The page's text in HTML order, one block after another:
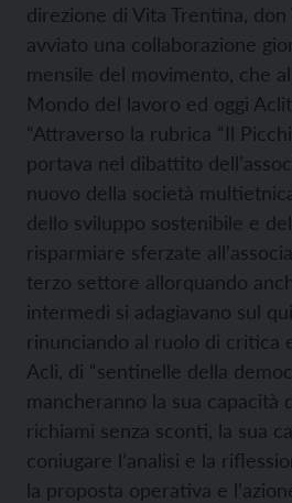
direzione di Vita Trentina,
avviato una collaborazione
mensile del movimento, che
Mondo del lavoro ed oggi
“Attraverso la rubrica “Il
portava nel dibattito
nuovo della società
dello sviluppo sostenibile e
risparmiare sferzate
terzo settore allorquando
intermedi si adagiavano sul
rinunciando al ruolo di critica
Acli, di “sentinelle della
mancheranno la sua capacità
richiami senza sconti, la sua
coniugare l’analisi e la
la proposta operativa e